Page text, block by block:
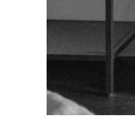
h
e
e
u